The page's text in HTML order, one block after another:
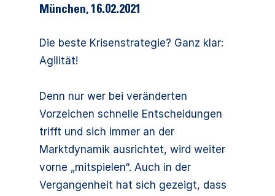
München, 16.02.2021
Die beste Krisenstrategie? Ganz klar:
Agilität!
Denn nur wer bei veränderten
Vorzeichen schnelle Entscheidungen
trifft und sich immer an der
Marktdynamik ausrichtet, wird weiter
vorne „mitspielen“. Auch in der
Vergangenheit hat sich gezeigt, dass